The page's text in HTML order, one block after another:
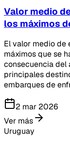
Valor medio
los máximos
El valor medio de
máximos que se
consecuencia del
principales
embarques de
2 mar 2026
Ver más
Uruguay